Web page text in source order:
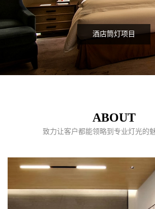
酒店筒灯项目
ABOUT
致力让客户都能领略到专业灯光的